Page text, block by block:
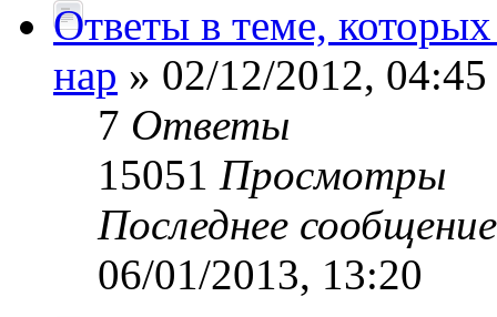
Ответы в теме, которых
нар » 02/12/2012, 04:45
7 Ответы
15051 Просмотры
Последнее
06/01/2013, 13:20